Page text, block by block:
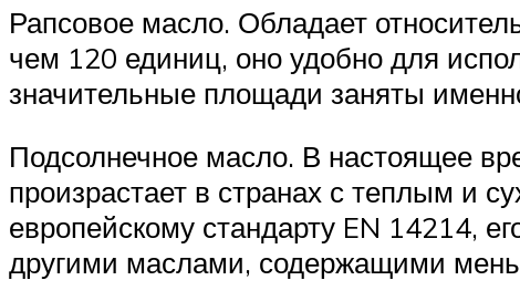
Рапсовое масло. Обладает
чем 120 единиц, оно удобно для
значительные площади заняты
Подсолнечное масло. В настоящее
произрастает в странах с теплым и
европейскому стандарту EN 14214,
другими маслами, содержащими